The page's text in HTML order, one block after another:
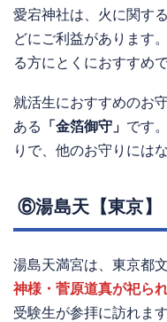
愛宕神社は、火に関す
どにご利益があります
る方にとくにおすすめで
就活生におすすめのお
ある
「金箔御守」 です
りで、他のお守りには
⑥湯島天【東京】
湯島天満宮は、東京都
神様・菅原道真が祀ら
受験生が参拝に訪れます